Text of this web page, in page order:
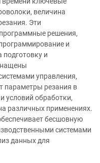
величина
Эти
решения,
и
и
управления,
параметры резания в
условий обработки,
различных применениях.
бесшовную
системами
данных для